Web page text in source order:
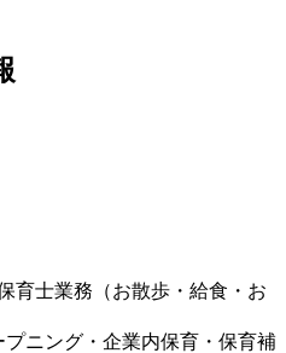
育士業務（お散歩・給食・お
プニング・企業内保育・保育補